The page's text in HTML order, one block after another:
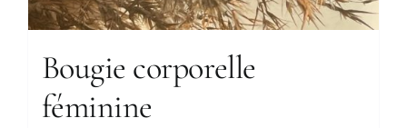
Bougie corporelle
féminine